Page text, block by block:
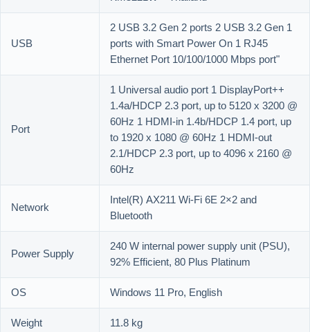
USB
2 USB 3.2 Gen 2 ports 2 USB 3.2 Gen 1
ports with Smart Power On 1 RJ45
Ethernet Port 10/100/1000 Mbps port"
Port
1 Universal audio port 1 DisplayPort++
1.4a/HDCP 2.3 port, up to 5120 x 3200 @
60Hz 1 HDMI-in 1.4b/HDCP 1.4 port, up
to 1920 x 1080 @ 60Hz 1 HDMI-out
2.1/HDCP 2.3 port, up to 4096 x 2160 @
60Hz
Network
Intel(R) AX211 Wi-Fi 6E 2×2 and
Bluetooth
Power Supply
240 W internal power supply unit (PSU),
92% Efficient, 80 Plus Platinum
OS
Windows 11 Pro, English
Weight
11.8 kg